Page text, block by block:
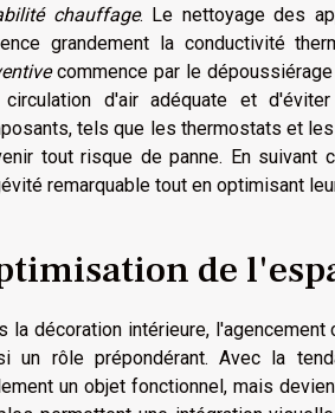
chauffage. Le nettoyage des
grandement la conductivité
commence par le
circulation d'air adéquate et
tels que les thermostats et
tout risque de panne. En
remarquable tout en optimisant
de
la décoration intérieure,
un rôle prépondérant. Avec la
un objet fonctionnel, mais